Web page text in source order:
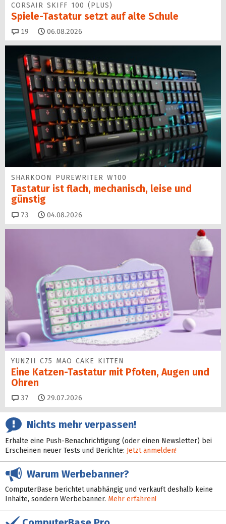
CORSAIR SKIFF 100 (PLUS)
Spiele-Tastatur setzt auf alte Schule
19 Kommentare
06.08.2026
SHARKOON PUREWRITER W100
Tastatur ist flach, mechanisch, leise und
günstig
73 Kommentare
04.08.2026
YUNZII C75 MAO CAKE KITTEN
Eine Katzen-Tastatur mit Pfoten, Augen und
Ohren
37 Kommentare
29.07.2026
Nichts mehr verpassen!
Erhalte eine Push-Benachrichtigung (oder einen Newsletter) bei
Erscheinen neuer Tests und Berichte: Jetzt anmelden!
Warum Werbebanner?
ComputerBase berichtet unabhängig und verkauft deshalb keine
Inhalte, sondern Werbebanner. Mehr erfahren!